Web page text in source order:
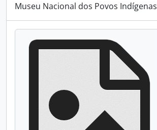
Museu Nacional dos Povos Indígenas